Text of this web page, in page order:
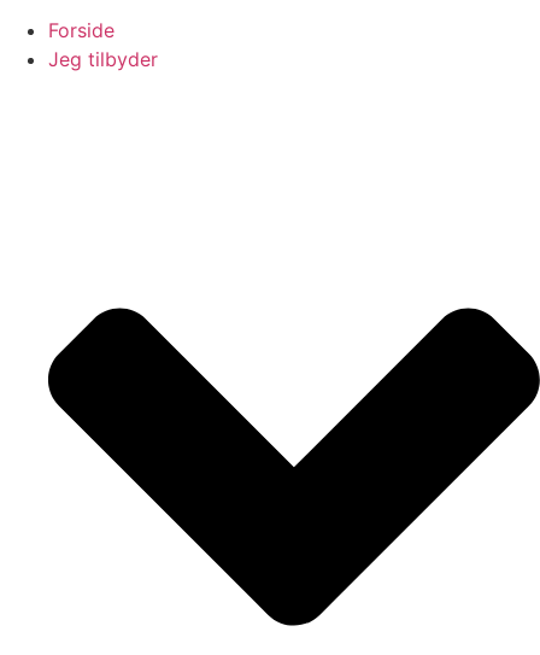
Forside
Jeg tilbyder